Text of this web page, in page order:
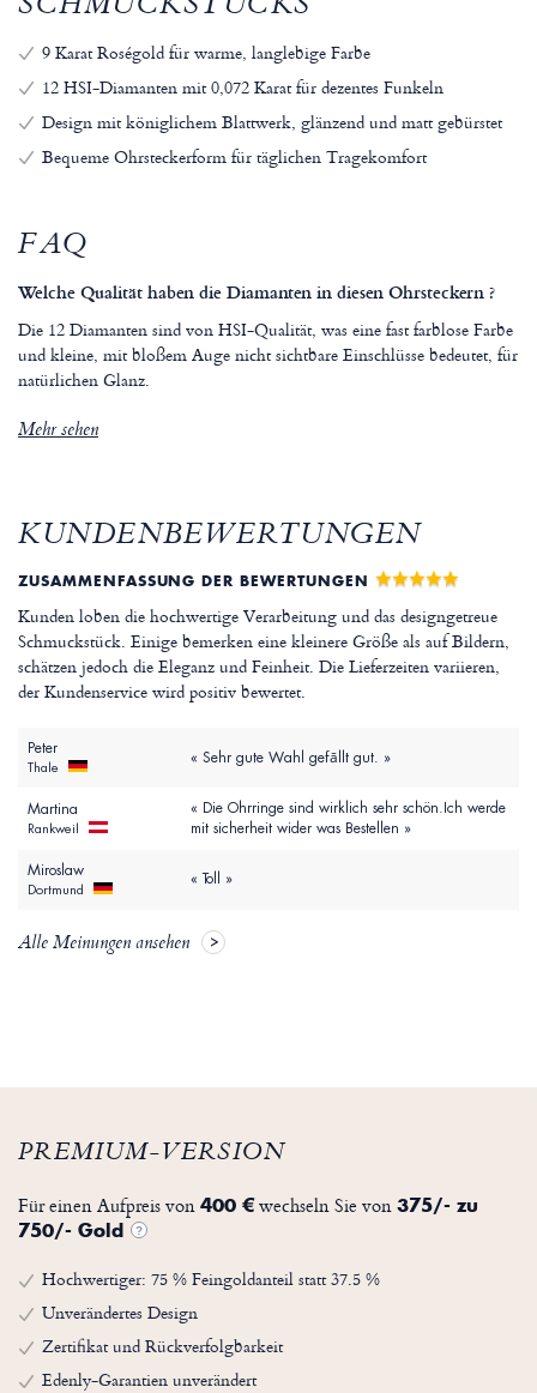
9 Karat Roségold für warme, langlebige Farbe
12 HSI-Diamanten mit 0,072 Karat für dezentes Funkeln
Design mit königlichem Blattwerk, glänzend und matt gebürstet
Bequeme Ohrsteckerform für täglichen Tragekomfort
FAQ
Welche Qualität haben die Diamanten in diesen Ohrsteckern ?
Die 12 Diamanten sind von HSI-Qualität, was eine fast farblose Farbe
und kleine, mit bloßem Auge nicht sichtbare Einschlüsse bedeutet, für
natürlichen Glanz.
Mehr sehen
KUNDENBEWERTUNGEN
ZUSAMMENFASSUNG DER BEWERTUNGEN
Kunden loben die hochwertige Verarbeitung und das designgetreue
Schmuckstück. Einige bemerken eine kleinere Größe als auf Bildern,
schätzen jedoch die Eleganz und Feinheit. Die Lieferzeiten variieren,
der Kundenservice wird positiv bewertet.
Peter
Thale « Sehr gute Wahl gefāllt gut. »
Martina
Rankweil
« Die Ohrringe sind wirklich sehr schön.Ich werde
mit sicherheit wider was Bestellen »
Miroslaw
Dortmund
« Toll »
Alle Meinungen ansehen
PREMIUM-VERSION
Für einen Aufpreis von 400 €wechseln Sie von 375/- zu
750/- Gold
?
Hochwertiger: 75 % Feingoldanteil statt 37.5 %
Unverändertes Design
Zertifikat und Rückverfolgbarkeit
Edenly-Garantien unverändert